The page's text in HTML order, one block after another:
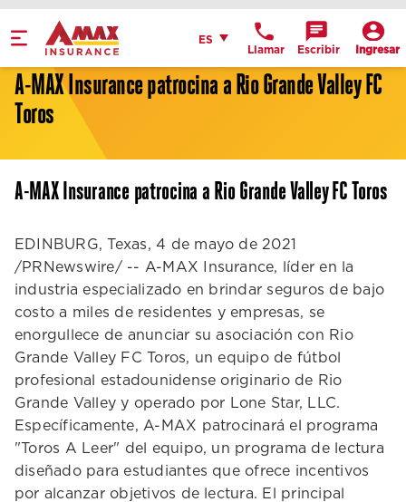
Obtén indicaciones
Home
ESEspañol
Llamar Escribir Ingresar
A-MAX Insurance patrocina a Rio Grande Valley FC
Toros
A-MAX Insurance patrocina a Rio Grande Valley FC Toros
EDINBURG, Texas, 4 de mayo de 2021
/PRNewswire/ -- A-MAX Insurance, líder en la
industria especializado en brindar seguros de bajo
costo a miles de residentes y empresas, se
enorgullece de anunciar su asociación con Rio
Grande Valley FC Toros, un equipo de fútbol
profesional estadounidense originario de Rio
Grande Valley y operado por Lone Star, LLC.
Específicamente, A-MAX patrocinará el programa
"Toros A Leer" del equipo, un programa de lectura
diseñado para estudiantes que ofrece incentivos
por alcanzar objetivos de lectura. El principal